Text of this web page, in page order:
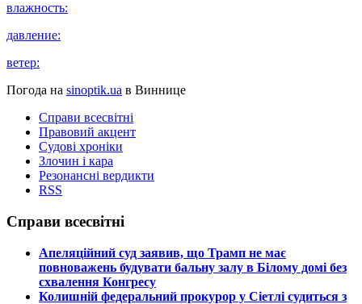
влажность:
давление:
ветер:
Погода на sinoptik.ua в Виннице
Справи всесвітні
Правовий акцент
Судові хроніки
Злочин і кара
Резонансні вердикти
RSS
Справи всесвітні
​Апеляційний суд заявив, що Трамп не має
повноважень будувати бальну залу в Білому домі без
схвалення Конгресу
​Колишній федеральний прокурор у Сіетлі судиться з